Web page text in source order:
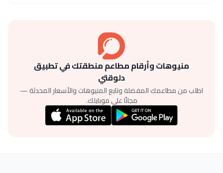
منيوهات وأرقام مطاعم منطقتك في تطبيق
دلوقتي
اطلب من مطاعمك المفضلة وتابع المنيوهات والأسعار المحدثة —
مجانًا على موبايلك.